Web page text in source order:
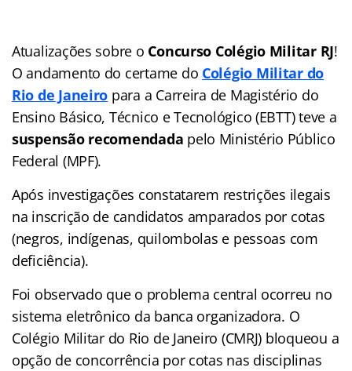
Atualizações sobre o Concurso Colégio Militar RJ!
O andamento do certame do Colégio Militar do
Rio de Janeiro para a Carreira de Magistério do
Ensino Básico, Técnico e Tecnológico (EBTT) teve a
suspensão recomendada pelo Ministério Público
Federal (MPF).
Após investigações constatarem restrições ilegais
na inscrição de candidatos amparados por cotas
(negros, indígenas, quilombolas e pessoas com
deficiência).
Foi observado que o problema central ocorreu no
sistema eletrônico da banca organizadora. O
Colégio Militar do Rio de Janeiro (CMRJ) bloqueou a
opção de concorrência por cotas nas disciplinas